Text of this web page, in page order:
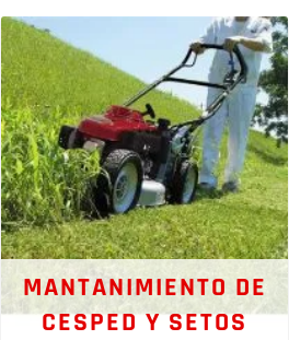
MANTANIMIENTO DE
CESPED Y SETOS